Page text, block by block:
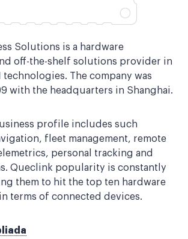
Solutions is a hardware
off-the-shelf solutions provider in
technologies. The company was
with the headquarters in Shanghai.
profile includes such
fleet management, remote
personal tracking and
Queclink popularity is constantly
them to hit the top ten hardware
terms of connected devices.